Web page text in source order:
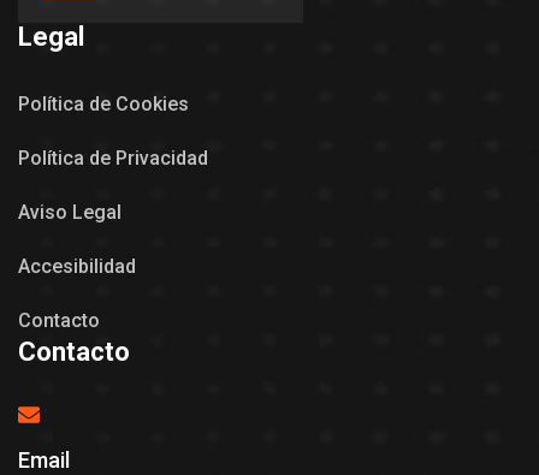
Legal
Política de Cookies
Política de Privacidad
Aviso Legal
Accesibilidad
Contacto
Contacto
Email